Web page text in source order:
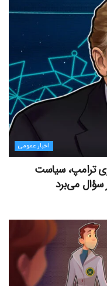
اخبار عمومی
ترامپ، سیاست
سؤال می‌برد